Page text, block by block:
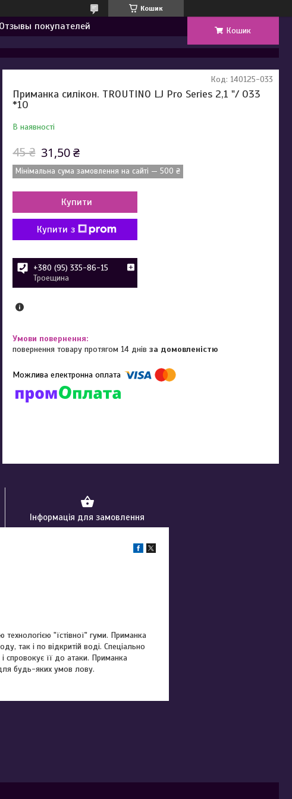
Кошик
Отзывы покупателей Кошик
Приманка силікон. TROUTINO LJ Pro Series 2,1 "/ 033
*10
В наявності
Код: 140125-033
45 ₴ 31,50 ₴
Мінімальна сума замовлення на сайті — 500 ₴
Купити
Купити з
+380 (95) 335-86-15
Троещина
повернення товару протягом 14 днівза домовленістю
Інформація для замовлення
"їстівної" гуми. Приманка
так і по відкритій воді. Спеціально
спровокує її до атаки. Приманка
будь-яких умов лову.